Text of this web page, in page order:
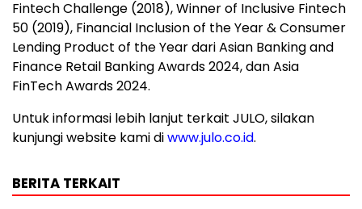
Fintech Challenge (2018), Winner of Inclusive Fintech
50 (2019), Financial Inclusion of the Year & Consumer
Lending Product of the Year dari Asian Banking and
Finance Retail Banking Awards 2024, dan Asia
FinTech Awards 2024.
Untuk informasi lebih lanjut terkait JULO, silakan
kunjungi website kami diwww.julo.co.id.
BERITA TERKAIT